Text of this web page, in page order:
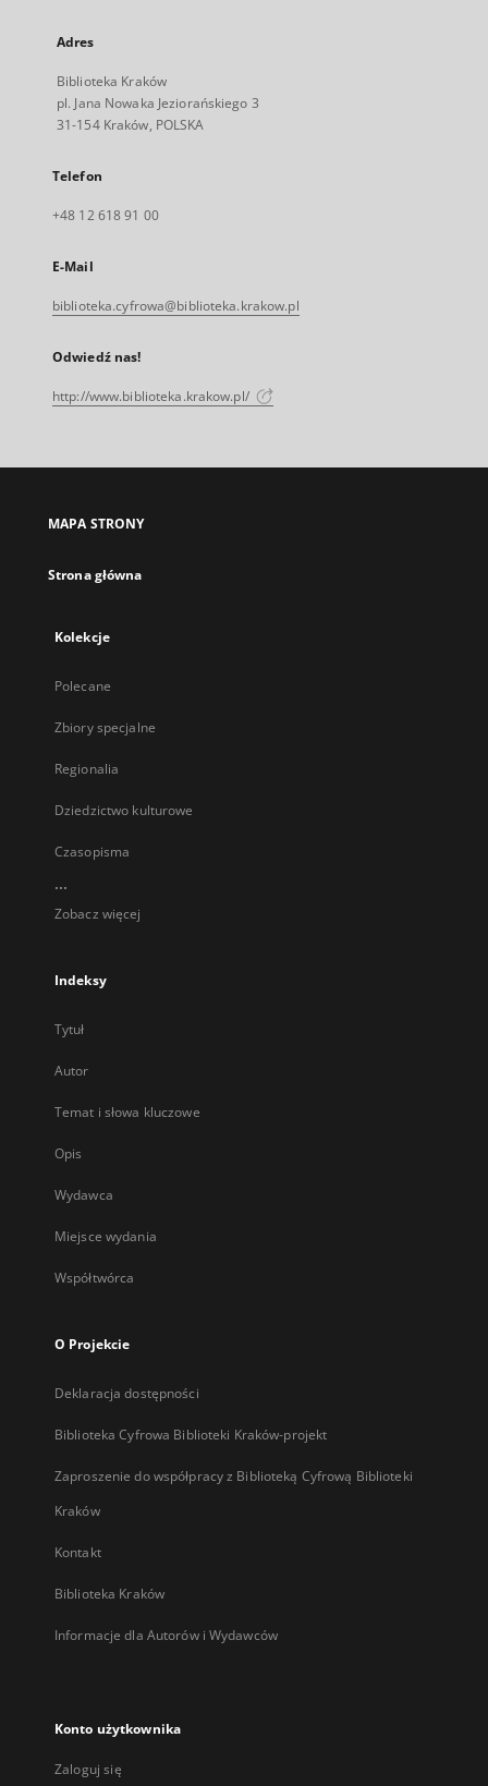
Adres
Biblioteka Kraków
pl. Jana Nowaka Jeziorańskiego 3
31-154 Kraków, POLSKA
Telefon
+48 12 618 91 00
E-Mail
biblioteka.cyfrowa@biblioteka.krakow.pl
Odwiedź nas!
http://www.biblioteka.krakow.pl/
MAPA STRONY
Strona główna
Kolekcje
Polecane
Zbiory specjalne
Regionalia
Dziedzictwo kulturowe
Czasopisma
...
Zobacz więcej
Indeksy
Tytuł
Autor
Temat i słowa kluczowe
Opis
Wydawca
Miejsce wydania
Współtwórca
O Projekcie
Deklaracja dostępności
Biblioteka Cyfrowa Biblioteki Kraków-projekt
Zaproszenie do współpracy z Biblioteką Cyfrową Biblioteki
Kraków
Kontakt
Biblioteka Kraków
Informacje dla Autorów i Wydawców
Konto użytkownika
Zaloguj się